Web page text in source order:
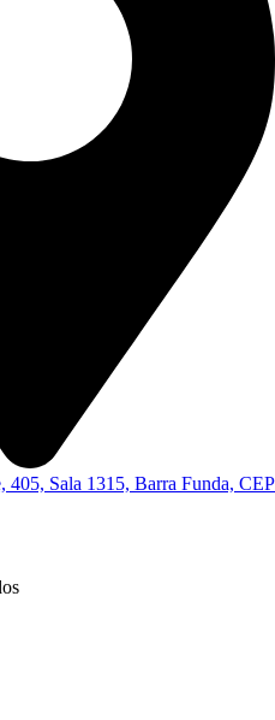
405, Sala 1315, Barra Funda, CEP